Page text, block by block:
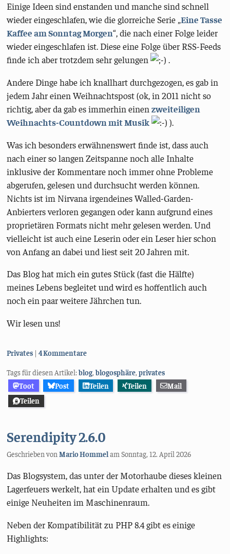
Einige Ideen sind enstanden und manche sind schnell
wieder eingeschlafen, wie die glorreiche Serie „Eine Tasse
Kaffee am Sonntag Morgen“, die nach einer Folge leider
wieder eingeschlafen ist. Diese eine Folge über RSS-Feeds
finde ich aber trotzdem sehr gelungen
.
Andere Dinge habe ich knallhart durchgezogen, es gab in
jedem Jahr einen Weihnachtspost (ok, in 2011 nicht so
richtig, aber da gab es immerhin einenzweiteiligen
Weihnachts-Countdown mit Musik
).
Was ich besonders erwähnenswert finde ist, dass auch
nach einer so langen Zeitspanne noch alle Inhalte
inklusive der Kommentare noch immer ohne Probleme
abgerufen, gelesen und durchsucht werden können.
Nichts ist im Nirvana irgendeines Walled-Garden-
Anbierters verloren gegangen oder kann aufgrund eines
proprietären Formats nicht mehr gelesen werden. Und
vielleicht ist auch eine Leserin oder ein Leser hier schon
von Anfang an dabei und liest seit 20 Jahren mit.
Das Blog hat mich ein gutes Stück (fast die Hälfte)
meines Lebens begleitet und wird es hoffentlich auch
noch ein paar weitere Jährchen tun.
Wir lesen uns!
Kategorien:
Privates 4 Kommentare
Tags für diesen Artikel:blog,blogosphäre,privates
Toot
Post Teilen Teilen
Mail
Teilen
Serendipity 2.6.0
Geschrieben vonMario HommelamSonntag, 12. April 2026
Das Blogsystem, das unter der Motorhaube dieses kleinen
Lagerfeuers werkelt, hat ein Update erhalten und es gibt
einige Neuheiten im Maschinenraum.
Neben der Kompatibilität zu PHP 8.4 gibt es einige
Highlights: